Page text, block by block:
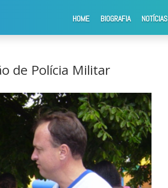
HOME BIOGRAFIA NOTÍCIAS
de Polícia Militar
de Polícia Militar